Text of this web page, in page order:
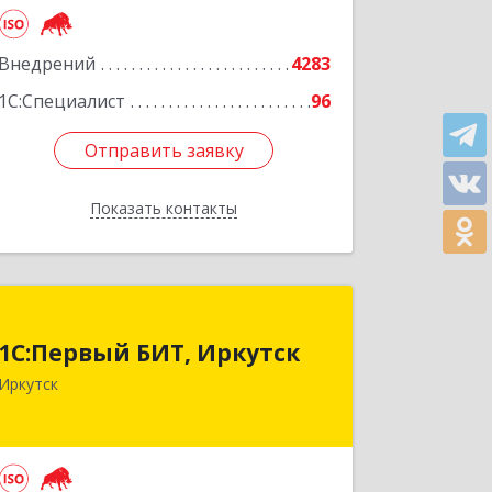
Внедрений
4283
1С:Специалист
96
Отправить заявку
Показать контакты
Отправить заявку
Назад
1С:Первый БИТ, Иркутск
Иркутск
664007, Иркутская обл, Иркутск г,
Декабрьских Событий ул, дом № 125,